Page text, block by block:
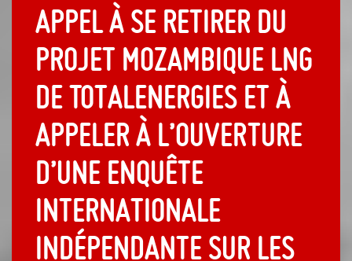
Appel à se retirer du
projet Mozambique LNG
de TotalEnergies et à
appeler à l’ouverture
d’une enquête
internationale
indépendante sur les